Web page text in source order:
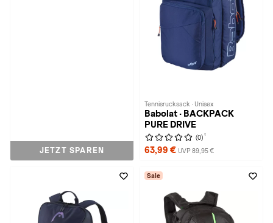
JETZT SPAREN
Tennisrucksack · Unisex
Babolat · BACKPACK
PURE DRIVE
(0) 1
63,99 € UVP 89,95 €
Sale